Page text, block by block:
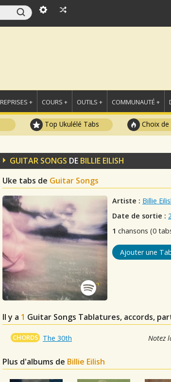
REPRISES + COURS + OUTILS + COMMUNAUTÉ +
Top Ukulélé Tabs Choix de
GUITAR SONGS DE BILLIE EILISH
Uke tabs de Guitar Songs
Artiste : Billie
Date de sortie :
1 chansons (0
Ajouter une
Il y a 1 Guitar Songs Tablatures, accords,
CHORDS The 30th Notez
Plus d'albums de Billie Eilish